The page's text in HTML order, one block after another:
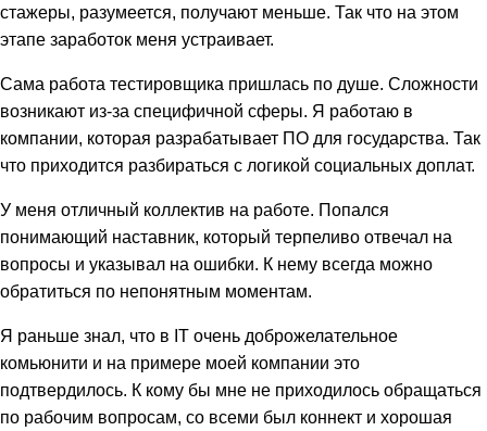
стажеры, разумеется, получают меньше. Так что на этом
этапе заработок меня устраивает.
Сама работа тестировщика пришлась по душе. Сложности
возникают из-за специфичной сферы. Я работаю в
компании, которая разрабатывает ПО для государства. Так
что приходится разбираться с логикой социальных доплат.
У меня отличный коллектив на работе. Попался
понимающий наставник, который терпеливо отвечал на
вопросы и указывал на ошибки. К нему всегда можно
обратиться по непонятным моментам.
Я раньше знал, что в IT очень доброжелательное
комьюнити и на примере моей компании это
подтвердилось. К кому бы мне не приходилось обращаться
по рабочим вопросам, со всеми был коннект и хорошая